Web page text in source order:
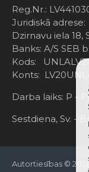
Reg.Nr.:
Juridiskā adrese:
Dzirnavu iela 18,
Banks: A/S SEB
Kods:
Konts:
Darba laiks: P -
Sestdiena, Sv. -
Autortiesības ©